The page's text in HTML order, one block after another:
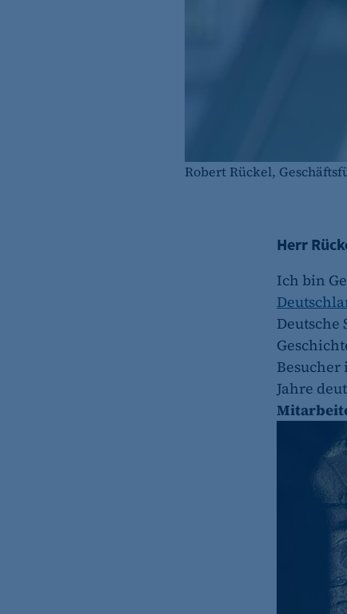
Robert Rückel,
Herr
Ich bin
Deutsche
Besucher
Jahre